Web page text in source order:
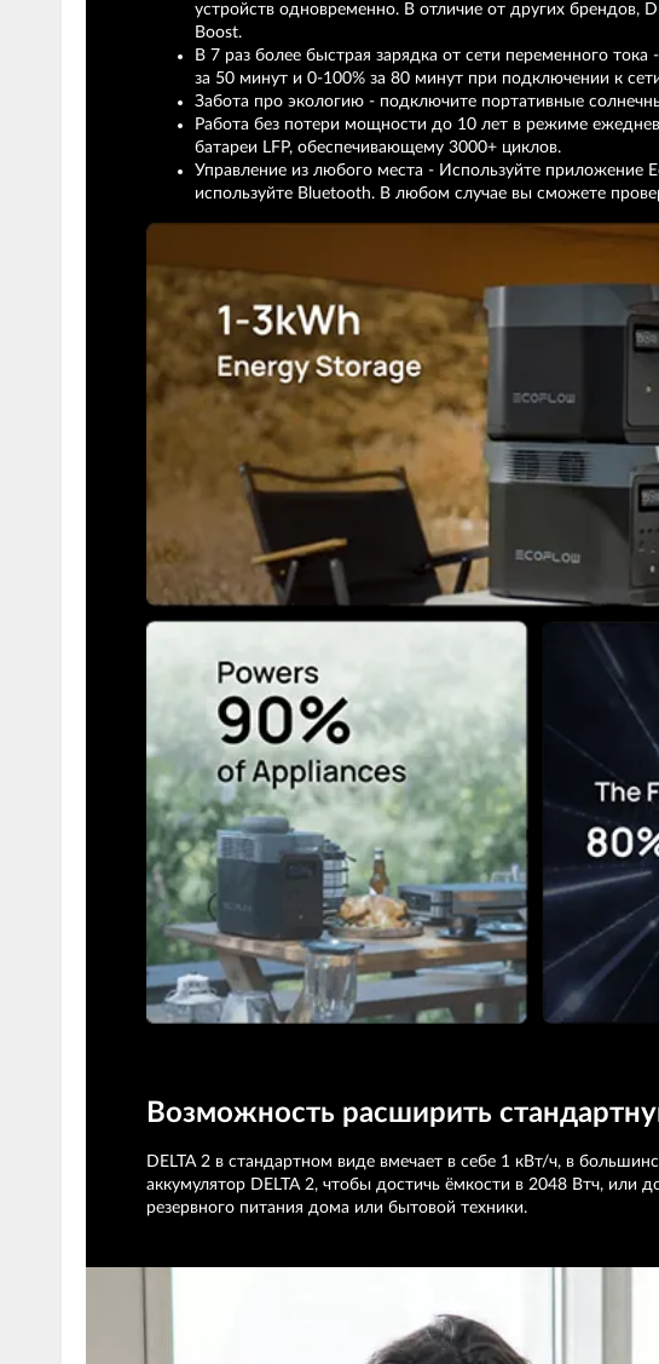
устройств одновременно. В отличие от других брендов,
Boost.
В 7 раз более быстрая зарядка от сети переменного
за 50 минут и 0-100% за 80 минут при подключении к
Забота про экологию - подключите портативные
Работа без потери мощности до 10 лет в режиме
батареи LFP, обеспечивающему 3000+ циклов.
Управление из любого места - Используйте приложение
используйте Bluetooth. В любом случае вы сможете
Возможность расширить
DELTA 2 в стандартном виде вмечает в себе 1 кВт/ч, в
аккумулятор DELTA 2, чтобы достичь ёмкости в 2048 Втч, или
резервного питания дома или бытовой техники.